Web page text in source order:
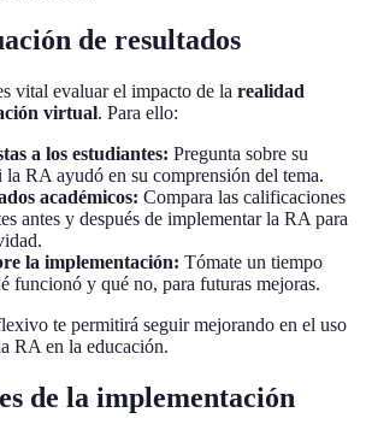
de resultados
vital evaluar el impacto de la realidad
virtual. Para ello:
a los estudiantes: Pregunta sobre su
la RA ayudó en su comprensión del tema.
académicos: Compara las calificaciones
antes y después de implementar la RA para
la implementación: Tómate un tiempo
funcionó y qué no, para futuras mejoras.
te permitirá seguir mejorando en el uso
RA en la educación.
de la implementación